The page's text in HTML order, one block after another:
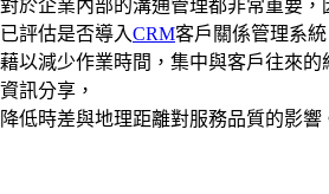
對於企業內部的溝通管理都非常重要
已評估是否導入CRM客戶關係管理系統
藉以減少作業時間，集中與客戶往來
資訊分享，
降低時差與地理距離對服務品質的影響